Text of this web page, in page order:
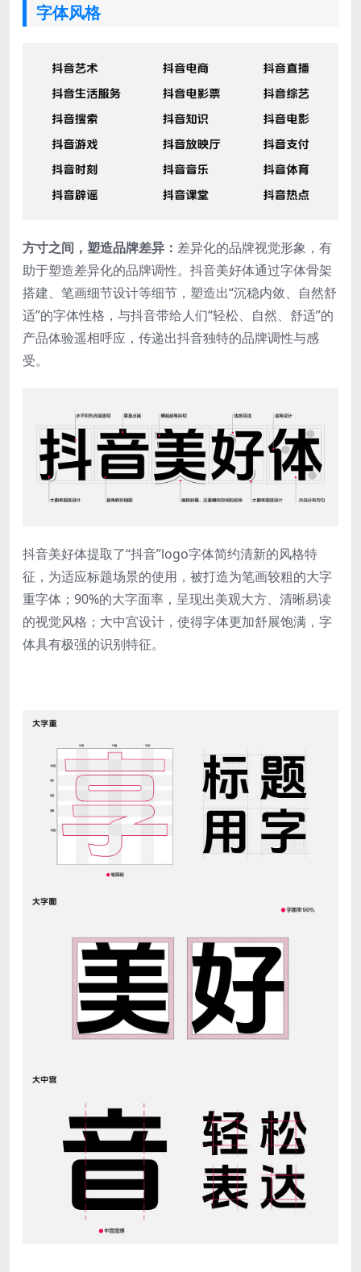
字体风格
方寸之间，塑造品牌差异： 差异化的品牌视觉形象，有
助于塑造差异化的品牌调性。抖音美好体通过字体骨架
搭建、笔画细节设计等细节，塑造出“沉稳内敛、自然舒
适”的字体性格，与抖音带给人们“轻松、自然、舒适”的
产品体验遥相呼应，传递出抖音独特的品牌调性与感
受。
抖音美好体提取了“抖音”logo字体简约清新的风格特
征，为适应标题场景的使用，被打造为笔画较粗的大字
重字体；90%的大字面率，呈现出美观大方、清晰易读
的视觉风格；大中宫设计，使得字体更加舒展饱满，字
体具有极强的识别特征。